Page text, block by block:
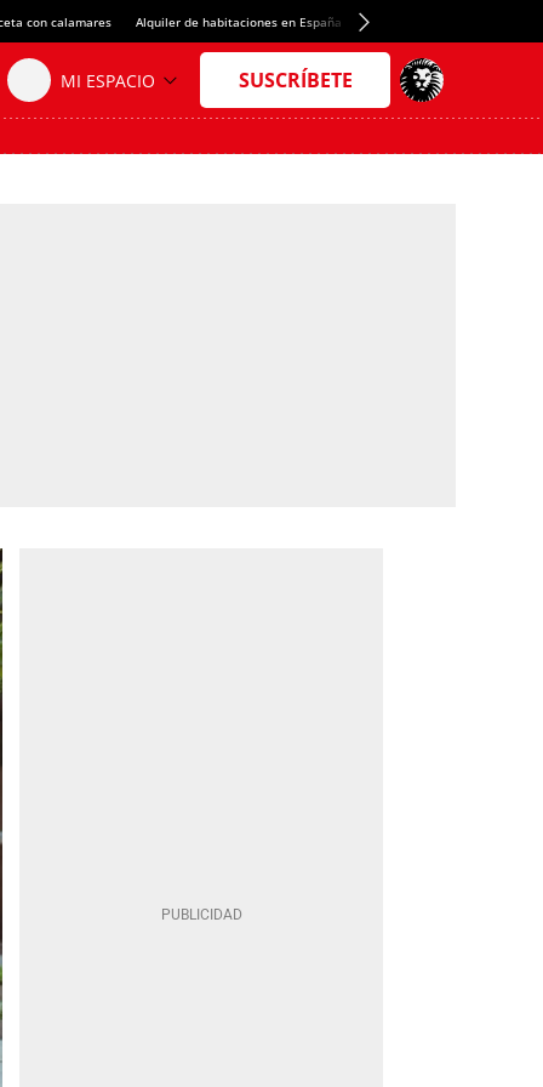
con calamares Alquiler de habitaciones en España Crédito del Spotify Camp Nou